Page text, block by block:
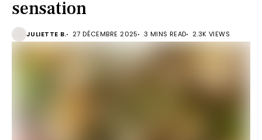
sensation
JULIETTE B. 27 DÉCEMBRE 2025 3 MINS READ 2.3K VIEWS